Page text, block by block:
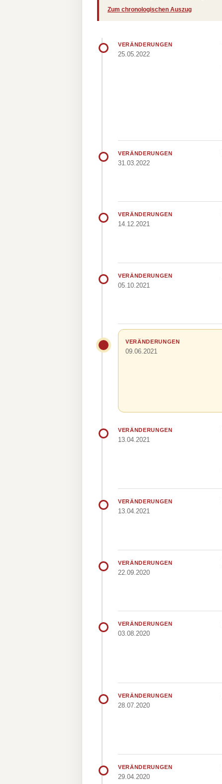
Zum chronologischen Auszug
VERÄNDERUNGEN
25.05.2022
VERÄNDERUNGEN
31.03.2022
VERÄNDERUNGEN
14.12.2021
VERÄNDERUNGEN
05.10.2021
VERÄNDERUNGEN
09.06.2021
VERÄNDERUNGEN
13.04.2021
VERÄNDERUNGEN
13.04.2021
VERÄNDERUNGEN
22.09.2020
VERÄNDERUNGEN
03.08.2020
VERÄNDERUNGEN
28.07.2020
VERÄNDERUNGEN
29.04.2020